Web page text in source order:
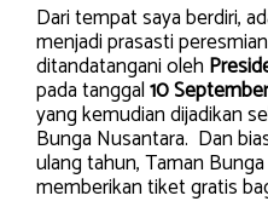
Dari tempat saya berdiri,
menjadi prasasti
ditandatangani oleh
pada tanggal10
yang kemudian dijadikan
Bunga Nusantara. Dan
ulang tahun, Taman
memberikan tiket gratis